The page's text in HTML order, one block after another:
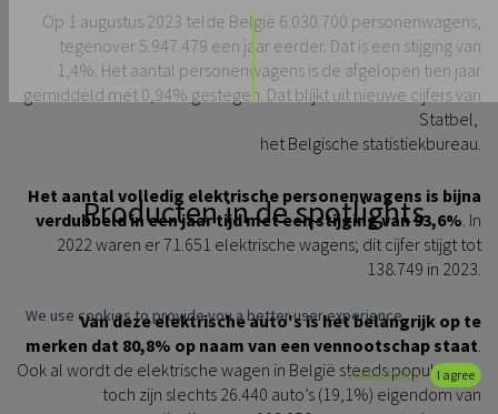
Op 1 augustus 2023 telde België 6.030.700 personenwagens,
tegenover 5.947.479 een jaar eerder. Dat is een stijging van
1,4%. Het aantal personenwagens is de afgelopen tien jaar
gemiddeld met 0,94% gestegen. Dat blijkt uit nieuwe cijfers van
Statbel,
het Belgische statistiekbureau.
Het aantal volledig elektrische personenwagens is bijna
verdubbeld in een jaar tijd met een stijging van 93,6% . In
2022 waren er 71.651 elektrische wagens; dit cijfer stijgt tot
138.749 in 2023.
Van deze elektrische auto's is het belangrijk op te
merken dat 80,8% op naam van een vennootschap staat
Ook al wordt de elektrische wagen in België steeds populairder,
toch zijn slechts 26.440 auto’s (19,1%) eigendom van
Producten in de spotlights
We use cookies to provide you a better user experience.
Cookie Policy I agree